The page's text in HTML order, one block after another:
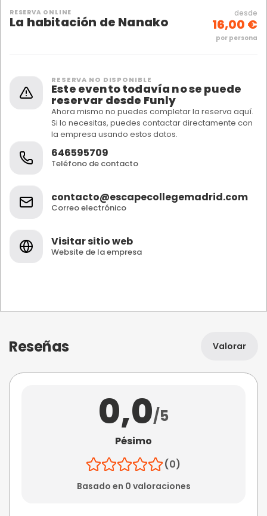
RESERVA ONLINE
La habitación de Nanako
desde
16,00 €
por persona
RESERVA NO DISPONIBLE
Este evento todavía no se puede
reservar desde Funly
Ahora mismo no puedes completar la reserva aquí.
Si lo necesitas, puedes contactar directamente con
la empresa usando estos datos.
646595709
Teléfono de contacto
contacto@escapecollegemadrid.com
Correo electrónico
Visitar sitio web
Website de la empresa
Reseñas Valorar
0,0/5
Pésimo
(0)
Basado en 0 valoraciones